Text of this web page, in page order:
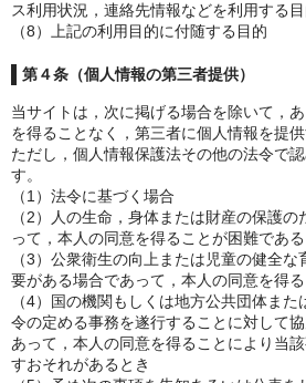
ス利用状況，連絡先情報などを利用する
（8）上記の利用目的に付随する目的
第４条（個人情報の第三者提供）
当サイトは，次に掲げる場合を除いて，
を得ることなく，第三者に個人情報を提
ただし，個人情報保護法その他の法令で
す。
（1）法令に基づく場合
（2）人の生命，身体または財産の保護
って，本人の同意を得ることが困難である
（3）公衆衛生の向上または児童の健全
要がある場合であって，本人の同意を得
（4）国の機関もしくは地方公共団体ま
令の定める事務を遂行することに対して
あって，本人の同意を得ることにより当
すおそれがあるとき